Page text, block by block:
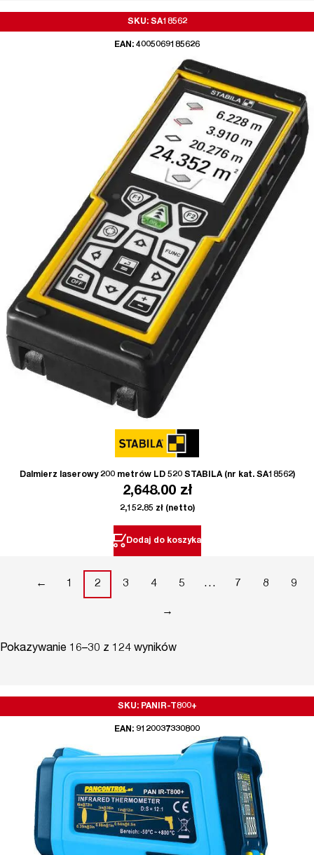
SKU: SA18562
EAN: 4005069185626
Dalmierz laserowy 200 metrów LD 520 STABILA (nr kat. SA18562)
2,648.00 zł
2,152.85 zł(netto)
Dodaj do koszyka
← 1 2 3 4 5 … 7 8 9
→
Pokazywanie 16–30 z 124 wyników
SKU: PANIR-T800+
EAN: 9120037330800